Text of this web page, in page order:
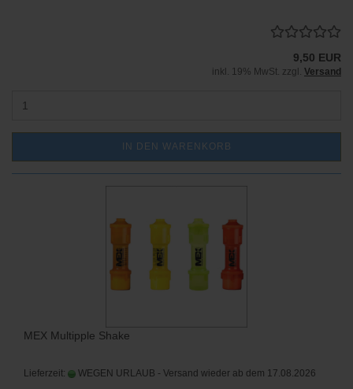
9,50 EUR
inkl. 19% MwSt. zzgl. Versand
IN DEN WARENKORB
MEX Multipple Shake
Lieferzeit: WEGEN URLAUB - Versand wieder ab dem 17.08.2026